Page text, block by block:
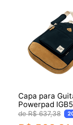
Capa para
Powerpad
R$ 637,38